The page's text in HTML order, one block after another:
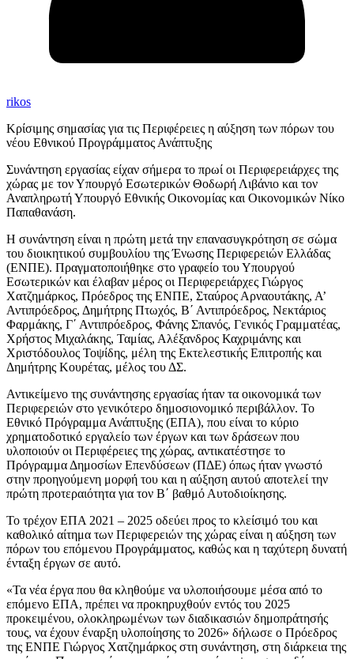
rikos
Κρίσιμης σημασίας για τις Περιφέρειες η αύξηση των πόρων του
νέου Εθνικού Προγράμματος Ανάπτυξης
Συνάντηση εργασίας είχαν σήμερα το πρωί οι Περιφερειάρχες της
χώρας με τον Υπουργό Εσωτερικών Θοδωρή Λιβάνιο και τον
Αναπληρωτή Υπουργό Εθνικής Οικονομίας και Οικονομικών Νίκο
Παπαθανάση.
Η συνάντηση είναι η πρώτη μετά την επανασυγκρότηση σε σώμα
του διοικητικού συμβουλίου της Ένωσης Περιφερειών Ελλάδας
(ΕΝΠΕ). Πραγματοποιήθηκε στο γραφείο του Υπουργού
Εσωτερικών και έλαβαν μέρος οι Περιφερειάρχες Γιώργος
Χατζημάρκος, Πρόεδρος της ΕΝΠΕ, Σταύρος Αρναουτάκης, Α’
Αντιπρόεδρος, Δημήτρης Πτωχός, Β΄ Αντιπρόεδρος, Νεκτάριος
Φαρμάκης, Γ΄ Αντιπρόεδρος, Φάνης Σπανός, Γενικός Γραμματέας,
Χρήστος Μιχαλάκης, Ταμίας, Αλέξανδρος Καχριμάνης και
Χριστόδουλος Τοψίδης, μέλη της Εκτελεστικής Επιτροπής και
Δημήτρης Κουρέτας, μέλος του ΔΣ.
Αντικείμενο της συνάντησης εργασίας ήταν τα οικονομικά των
Περιφερειών στο γενικότερο δημοσιονομικό περιβάλλον. Το
Εθνικό Πρόγραμμα Ανάπτυξης (ΕΠΑ), που είναι το κύριο
χρηματοδοτικό εργαλείο των έργων και των δράσεων που
υλοποιούν οι Περιφέρειες της χώρας, αντικατέστησε το
Πρόγραμμα Δημοσίων Επενδύσεων (ΠΔΕ) όπως ήταν γνωστό
στην προηγούμενη μορφή του και η αύξηση αυτού αποτελεί την
πρώτη προτεραιότητα για τον Β΄ βαθμό Αυτοδιοίκησης.
Το τρέχον ΕΠΑ 2021 – 2025 οδεύει προς το κλείσιμό του και
καθολικό αίτημα των Περιφερειών της χώρας είναι η αύξηση των
πόρων του επόμενου Προγράμματος, καθώς και η ταχύτερη δυνατή
ένταξη έργων σε αυτό.
«Τα νέα έργα που θα κληθούμε να υλοποιήσουμε μέσα από το
επόμενο ΕΠΑ, πρέπει να προκηρυχθούν εντός του 2025
προκειμένου, ολοκληρωμένων των διαδικασιών δημοπράτησής
τους, να έχουν έναρξη υλοποίησης το 2026» δήλωσε ο Πρόεδρος
της ΕΝΠΕ Γιώργος Χατζημάρκος στη συνάντηση, στη διάρκεια της